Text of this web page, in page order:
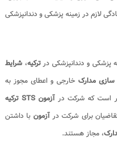
لازم در زمینه پزشکی و دندانپزشکی
پزشکی و دندانپزشکی درترکیه، شرایط
مدارکخارجی و اعطای مجوز به
است که شرکت درآزمون STS ترکیه
برای شرکت درآزمون با داشتن
، مجاز هستند.